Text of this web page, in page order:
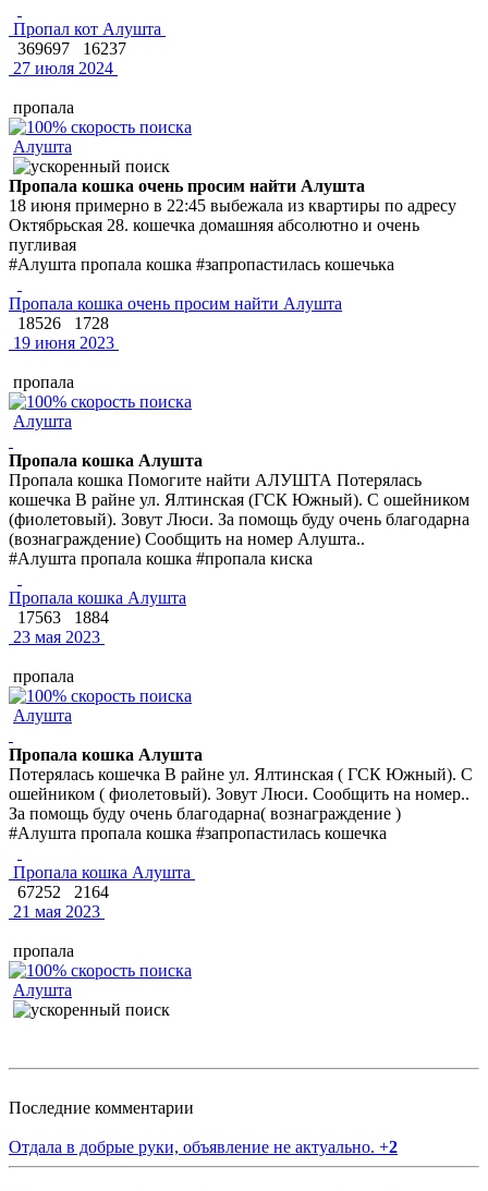
Пропал кот Алушта
369697
16237
27 июля 2024
пропала
Алушта
Пропала кошка очень просим найти Алушта
18 июня примерно в 22:45 выбежала из квартиры по адресу
Октябрьская 28. кошечка домашняя абсолютно и очень
пугливая
#Алушта пропала кошка #запропастилась кошечька
Пропала кошка очень просим найти Алушта
18526
1728
19 июня 2023
пропала
Алушта
Пропала кошка Алушта
Пропала кошка Помогите найти АЛУШТА Потерялась
кошечка В райне ул. Ялтинская (ГСК Южный). С ошейником
(фиолетовый). Зовут Люси. За помощь буду очень благодарна
(вознаграждение) Сообщить на номер Алушта..
#Алушта пропала кошка #пропала киска
Пропала кошка Алушта
17563
1884
23 мая 2023
пропала
Алушта
Пропала кошка Алушта
Потерялась кошечка В райне ул. Ялтинская ( ГСК Южный). С
ошейником ( фиолетовый). Зовут Люси. Сообщить на номер..
За помощь буду очень благодарна( вознаграждение )
#Алушта пропала кошка #запропастилась кошечка
Пропала кошка Алушта
67252
2164
21 мая 2023
пропала
Алушта
Последние комментарии
Отдала в добрые руки, объявление не актуально. +2